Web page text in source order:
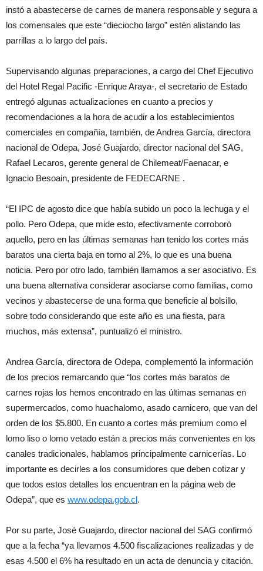
instó a abastecerse de carnes de manera responsable y segura a
los comensales que este “dieciocho largo” estén alistando las
parrillas a lo largo del país.
Supervisando algunas preparaciones, a cargo del Chef Ejecutivo
del Hotel Regal Pacific -Enrique Araya-, el secretario de Estado
entregó algunas actualizaciones en cuanto a precios y
recomendaciones a la hora de acudir a los establecimientos
comerciales en compañía, también, de Andrea García, directora
nacional de Odepa, José Guajardo, director nacional del SAG,
Rafael Lecaros, gerente general de Chilemeat/Faenacar, e
Ignacio Besoain, presidente de FEDECARNE .
“El IPC de agosto dice que había subido un poco la lechuga y el
pollo. Pero Odepa, que mide esto, efectivamente corroboró
aquello, pero en las últimas semanas han tenido los cortes más
baratos una cierta baja en torno al 2%, lo que es una buena
noticia. Pero por otro lado, también llamamos a ser asociativo. Es
una buena alternativa considerar asociarse como familias, como
vecinos y abastecerse de una forma que beneficie al bolsillo,
sobre todo considerando que este año es una fiesta, para
muchos, más extensa”, puntualizó el ministro.
Andrea García, directora de Odepa, complementó la información
de los precios remarcando que “los cortes más baratos de
carnes rojas los hemos encontrado en las últimas semanas en
supermercados, como huachalomo, asado carnicero, que van del
orden de los $5.800. En cuanto a cortes más premium como el
lomo liso o lomo vetado están a precios más convenientes en los
canales tradicionales, hablamos principalmente carnicerías. Lo
importante es decirles a los consumidores que deben cotizar y
que todos estos detalles los encuentran en la página web de
Odepa”, que es www.odepa.gob.cl.
Por su parte, José Guajardo, director nacional del SAG confirmó
que a la fecha “ya llevamos 4.500 fiscalizaciones realizadas y de
esas 4.500 el 6% ha resultado en un acta de denuncia y citación.